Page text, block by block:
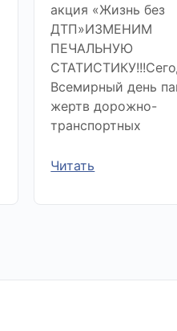
акция «Жизнь без
ДТП»ИЗМЕНИМ
ПЕЧАЛЬНУЮ
Всемирный день
жертв дорожно-
транспортных
Читать